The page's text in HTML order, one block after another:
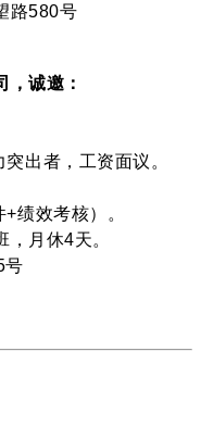
路580号
，诚邀：
出者，工资面议。
绩效考核）。
月休4天。
号